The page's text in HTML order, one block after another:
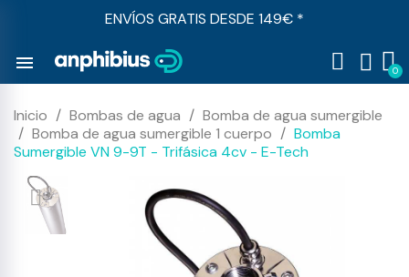
ENVÍOS GRATIS DESDE 149€ *
menu
Inicio Bombas de agua
Bomba de agua sumergible
Bomba de agua sumergible 1 cuerpo
Bomba
Sumergible VN 9-9T - Trifásica 4cv - E-Tech